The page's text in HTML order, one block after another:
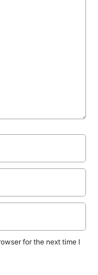
for the next time I